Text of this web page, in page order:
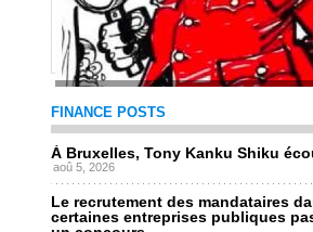
Le retour de la patrouille financière
dans la gestion publique
jeu, 08/05/2025 - 13:29
FINANCE POSTS
À Bruxelles, Tony Kanku Shiku
aoû 5, 2026
Le recrutement des mandataires
certaines entreprises publiques